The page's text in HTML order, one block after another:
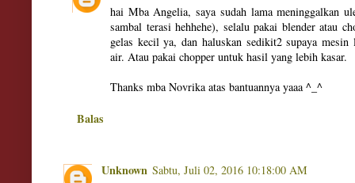
hai Mba Angelia, saya sudah lama meninggalkan
sambal terasi hehhehe), selalu pakai blender atau
gelas kecil ya, dan haluskan sedikit2 supaya mesin
air. Atau pakai chopper untuk hasil yang lebih kasar.
Thanks mba Novrika atas bantuannya yaaa ^_^
Balas
Unknown Sabtu, Juli 02, 2016 10:18:00 AM